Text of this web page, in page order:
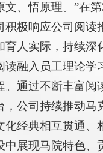
文、悟原理。”在
积极响应公司阅读
育人实际，持续深
读融入员工理论学
。通过不断丰富阅
，公司持续推动马
化经典相互贯通、
中展现马院特色、